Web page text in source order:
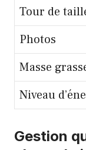
Tour de
Photos
Masse
Niveau
Gestion